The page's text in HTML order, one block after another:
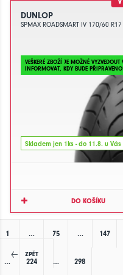
DUNLOP
SPMAX ROADSMART IV 170/60
VEŠKERÉ ZBOŽÍ JE MOŽNÉ
INFORMOVAT, KDY BUDE PŘIPRAVENO!
Skladem jen 1ks - do 11.8. u Vás
DO KOŠÍKU
ZPĚT
1 … 75 … 147
… 224 … 298